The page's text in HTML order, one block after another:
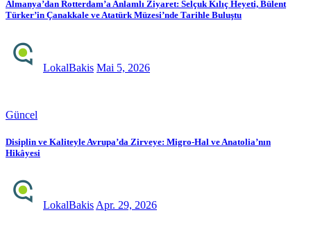
Almanya’dan Rotterdam’a Anlamlı Ziyaret: Selçuk Kılıç Heyeti, Bülent
Türker’in Çanakkale ve Atatürk Müzesi’nde Tarihle Buluştu
LokalBakis Mai 5, 2026
Güncel
Disiplin ve Kaliteyle Avrupa’da Zirveye: Migro-Hal ve Anatolia’nın
Hikâyesi
LokalBakis Apr. 29, 2026